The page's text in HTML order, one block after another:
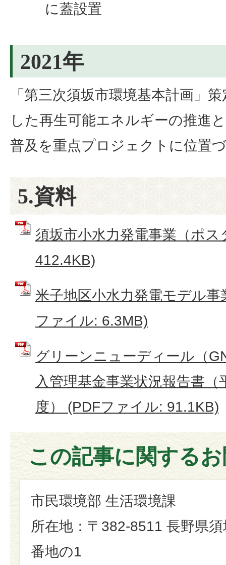
に蓋設置
2021年
「第三次須坂市環境基本計画」
した再生可能エネルギーの推進
普及を重点プロジェクトに位置
5.資料
須坂市小水力発電事業（ポ
412.4KB)
米子地区小水力発電モデル事
ファイル: 6.3MB)
グリーンニューディール（
入管理基金事業状況報告書
度） (PDFファイル: 91.1KB)
この記事に関する
市民環境部 生活環境課
所在地：〒382-8511 長野県
番地の1